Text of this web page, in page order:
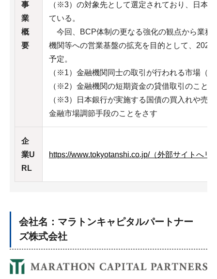
事
業
概
要
（※3）の対象先として選定されており、日本
ている。
今回、BCP体制の更なる強化の観点から業務
機関等への営業基盤の拡充を目的として、
予定。
（※1）金融機関同士の取引が行われる市場（
（※2）金融機関の短期資金の貸借取引のこと
（※3）日本銀行が実施する国債の買入れや売
金融市場調節手段のことをさす
企
業U
RL
https://www.tokyotanshi.co.jp/（外部サイトへリ
会社名：マラトンキャピタルパートナー
ズ株式会社